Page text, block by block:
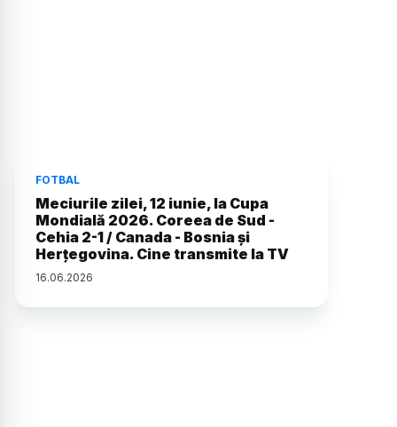
FOTBAL
Meciurile zilei, 12 iunie, la Cupa
Mondială 2026. Coreea de Sud -
Cehia 2-1 / Canada - Bosnia și
Herțegovina. Cine transmite la TV
16.06.2026